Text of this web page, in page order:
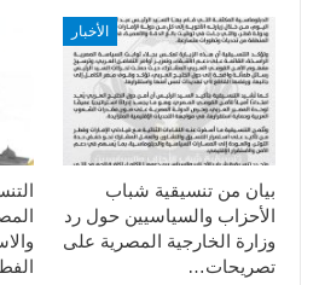
الأخبار
بيان من تنسيقية شباب
الأحزاب والسياسيين حول رد
وزارة الخارجية المصرية على
تصريحات…